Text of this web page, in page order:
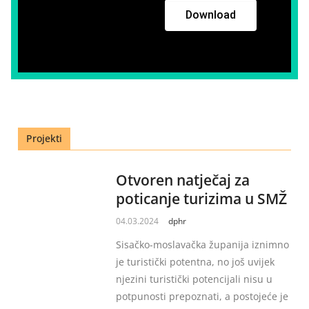
Download
Projekti
Otvoren natječaj za
poticanje turizima u SMŽ
04.03.2024 dphr
Sisačko-moslavačka županija iznimno
je turistički potentna, no još uvijek
njezini turistički potencijali nisu u
potpunosti prepoznati, a postojeće je